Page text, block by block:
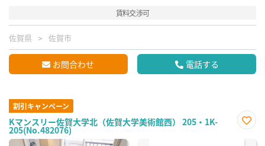
賃料交渉可
佐賀県 佐賀市
お問合わせ 電話する
割引キャンペーン
Kマンスリー佐賀大学北（佐賀大学美術館西） 205・1K-
205(No.482076)
に入